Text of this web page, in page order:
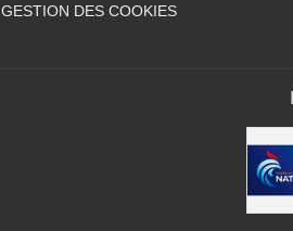
GESTION DES COOKIES